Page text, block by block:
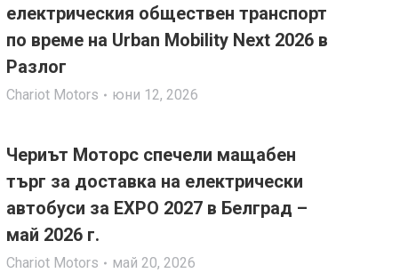
електрическия обществен транспорт
по време на Urban Mobility Next 2026 в
Разлог
Chariot Motors юни 12, 2026
Чериът Моторс спечели мащабен
търг за доставка на електрически
автобуси за EXPO 2027 в Белград –
май 2026 г.
Chariot Motors май 20, 2026